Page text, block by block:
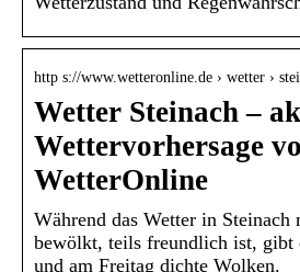
http s://www.wetteronline.de › wetter ›
Wetter Steinach –
Wettervorhersage
WetterOnline
Während das Wetter in Steinach
bewölkt, teils freundlich ist, gibt
und am Freitag dichte Wolken.